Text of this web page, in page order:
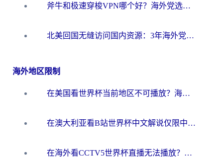
斧牛和极速穿梭VPN哪个好？海外党选回国加速器必看的真实对比与避坑指南
北美回国无缝访问国内资源：3年海外党亲测的加速器选择指南
海外地区限制
在美国看世界杯当前地区不可播放？海外党体育观赛终极指南来了！
在澳大利亚看B站世界杯中文解说仅限中国大陆？这篇指南帮你打破限制看遍赛事
在海外看CCTV5世界杯直播无法播放？这篇指南让你和国内球迷同步呐喊